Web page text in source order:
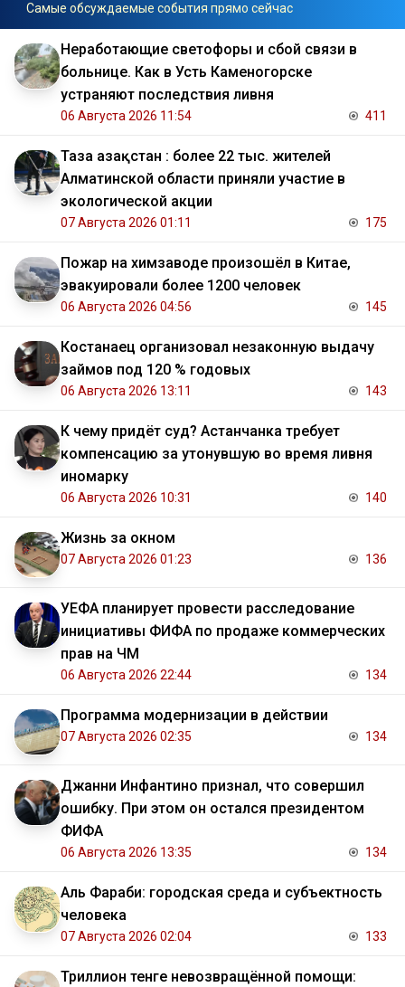
Самые обсуждаемые события прямо сейчас
Неработающие светофоры и сбой связи в
больнице. Как в Усть Каменогорске
устраняют последствия ливня
06 Августа 2026 11:54 411
Таза Қазақстан : более 22 тыс. жителей
Алматинской области приняли участие в
экологической акции
07 Августа 2026 01:11 175
Пожар на химзаводе произошёл в Китае,
эвакуировали более 1200 человек
06 Августа 2026 04:56 145
Костанаец организовал незаконную выдачу
займов под 120 % годовых
06 Августа 2026 13:11 143
К чему придёт суд? Астанчанка требует
компенсацию за утонувшую во время ливня
иномарку
06 Августа 2026 10:31 140
Жизнь за окном
07 Августа 2026 01:23 136
УЕФА планирует провести расследование
инициативы ФИФА по продаже коммерческих
прав на ЧМ
06 Августа 2026 22:44 134
Программа модернизации в действии
07 Августа 2026 02:35 134
Джанни Инфантино признал, что совершил
ошибку. При этом он остался президентом
ФИФА
06 Августа 2026 13:35 134
Аль Фараби: городская среда и субъектность
человека
07 Августа 2026 02:04 133
Триллион тенге невозвращённой помощи: